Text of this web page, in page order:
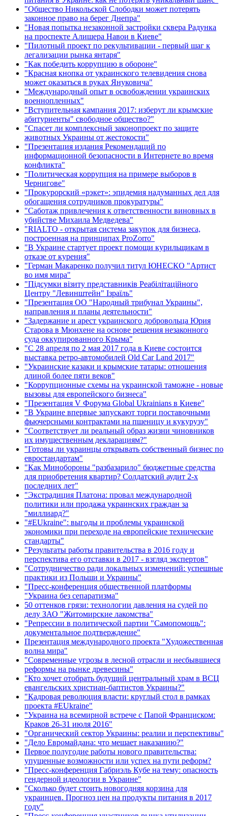
"Общество Никольской Слободки может потерять
законное право на берег Днепра"
"Новая попытка незаконной застройки сквера Радунка
на проспекте Алишера Навои в Киеве"
"Пилотный проект по рекультивации - первый шаг к
легализации рынка янтаря"
"Как победить коррупцию в обороне"
"Красная кнопка от украинского телевидения снова
может оказаться в руках Януковича"
"Международный опыт в освобождении украинских
военнопленных"
"Вступительная кампания 2017: изберут ли крымские
абитуриенты" свободное общество?"
"Спасет ли комплексный законопроект по защите
животных Украины от жестокости"
"Презентация издания Рекомендаций по
информационной безопасности в Интернете во время
конфликта"
"Политическая коррупция на примере выборов в
Чернигове"
"Прокурорский «рэкет»: эпидемия надуманных дел для
обогащения сотрудников прокуратуры"
"Саботаж привлечения к ответственности виновных в
убийстве Михаила Медведева"
"RIALTO - открытая система закупок для бизнеса,
построенная на принципах ProZorro"
"В Украине стартует проект помощи курильщикам в
отказе от курения"
"Герман Макаренко получил титул ЮНЕСКО "Артист
во имя мира"
"Підсумки візиту представників Реабілітаційного
Центру "Левинштейн" Ізраїль"
"Презентация ОО "Народный трибунал Украины",
направления и планы деятельности"
"Задержание и арест украинского добровольца Юрия
Старова в Мюнхене на основе решения незаконного
суда оккупированного Крыма"
"С 28 апреля по 2 мая 2017 года в Киеве состоится
выставка ретро-автомобилей Old Car Land 2017"
"Украинские казаки и крымские татары: отношения
длиной более пяти веков"
"Коррупционные схемы на украинской таможне - новые
вызовы для европейского бизнеса"
"Презентация V Форума Global Ukrainians в Киеве"
"В Украине впервые запускают торги поставочными
фьючерсными контрактами на пшеницу и кукурузу"
"Соответствует ли реальный образ жизни чиновников
их имущественным декларациям?"
"Готовы ли украинцы открывать собственный бизнес по
евростандартам"
"Как Минобороны "разбазарило" бюджетные средства
для приобретения квартир? Солдатский аудит 2-х
последних лет"
"Экстрадиция Платона: провал международной
политики или продажа украинских граждан за
"миллиард?"
"#EUkraine": выгоды и проблемы украинской
экономики при переходе на европейские технические
стандарты"
"Результаты работы правительства в 2016 году и
перспектива его отставки в 2017 - взгляд экспертов"
"Сотрудничество ради локальных изменений: успешные
практики из Польши и Украины"
"Пресс-конференция общественной платформы
"Украина без сепаратизма"
50 оттенков грязи: технологии давления на судей по
делу ЗАО "Житомирские лакомства"
"Репрессии в политической партии "Самопомощь":
документальное подтверждение"
Презентация международного проекта "Художественная
волна мира"
"Современные угрозы в лесной отрасли и несбывшиеся
реформы на рынке древесины"
"Кто хочет отобрать будущий центральный храм в ВСЦ
евангельских христиан-баптистов Украины?"
"Кадровая революция власти: круглый стол в рамках
проекта #EUkraine"
"Украина на всемирной встрече с Папой Франциском:
Краков 26-31 июля 2016"
"Органический сектор Украины: реалии и перспективы"
"Дело Евромайдана: что мешает наказанию?"
Первое полугодие работы нового правительства:
упущенные возможности или успех на пути реформ?
"Пресс-конференция Габриэль Кубе на тему: опасность
гендерной идеологии в Украине"
"Сколько будет стоить новогодняя корзина для
украинцев. Прогноз цен на продукты питания в 2017
году"